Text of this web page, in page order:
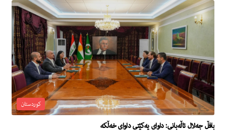
کوردستان
بافڵ جەلال تاڵەبانی: داوای یەکێتی داوای خەڵکە